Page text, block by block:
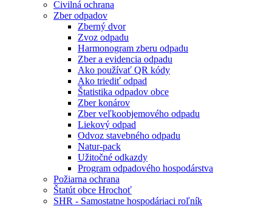
Civilná ochrana
Zber odpadov
Zberný dvor
Zvoz odpadu
Harmonogram zberu odpadu
Zber a evidencia odpadu
Ako používať QR kódy
Ako triediť odpad
Štatistika odpadov obce
Zber konárov
Zber veľkoobjemového odpadu
Liekový odpad
Odvoz stavebného odpadu
Natur-pack
Užitočné odkazdy
Program odpadového hospodárstva
Požiarna ochrana
Štatút obce Hrochoť
SHR - Samostatne hospodáriaci roľník